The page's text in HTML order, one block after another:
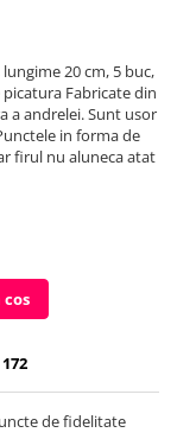
20 cm, 5 buc,
Fabricate din
a andrelei. Sunt usor
in forma de
firul nu aluneca atat
cos
de fidelitate